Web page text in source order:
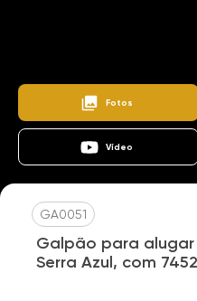
Fotos
Vídeo
GA0051
Galpão para alugar
Serra Azul, com